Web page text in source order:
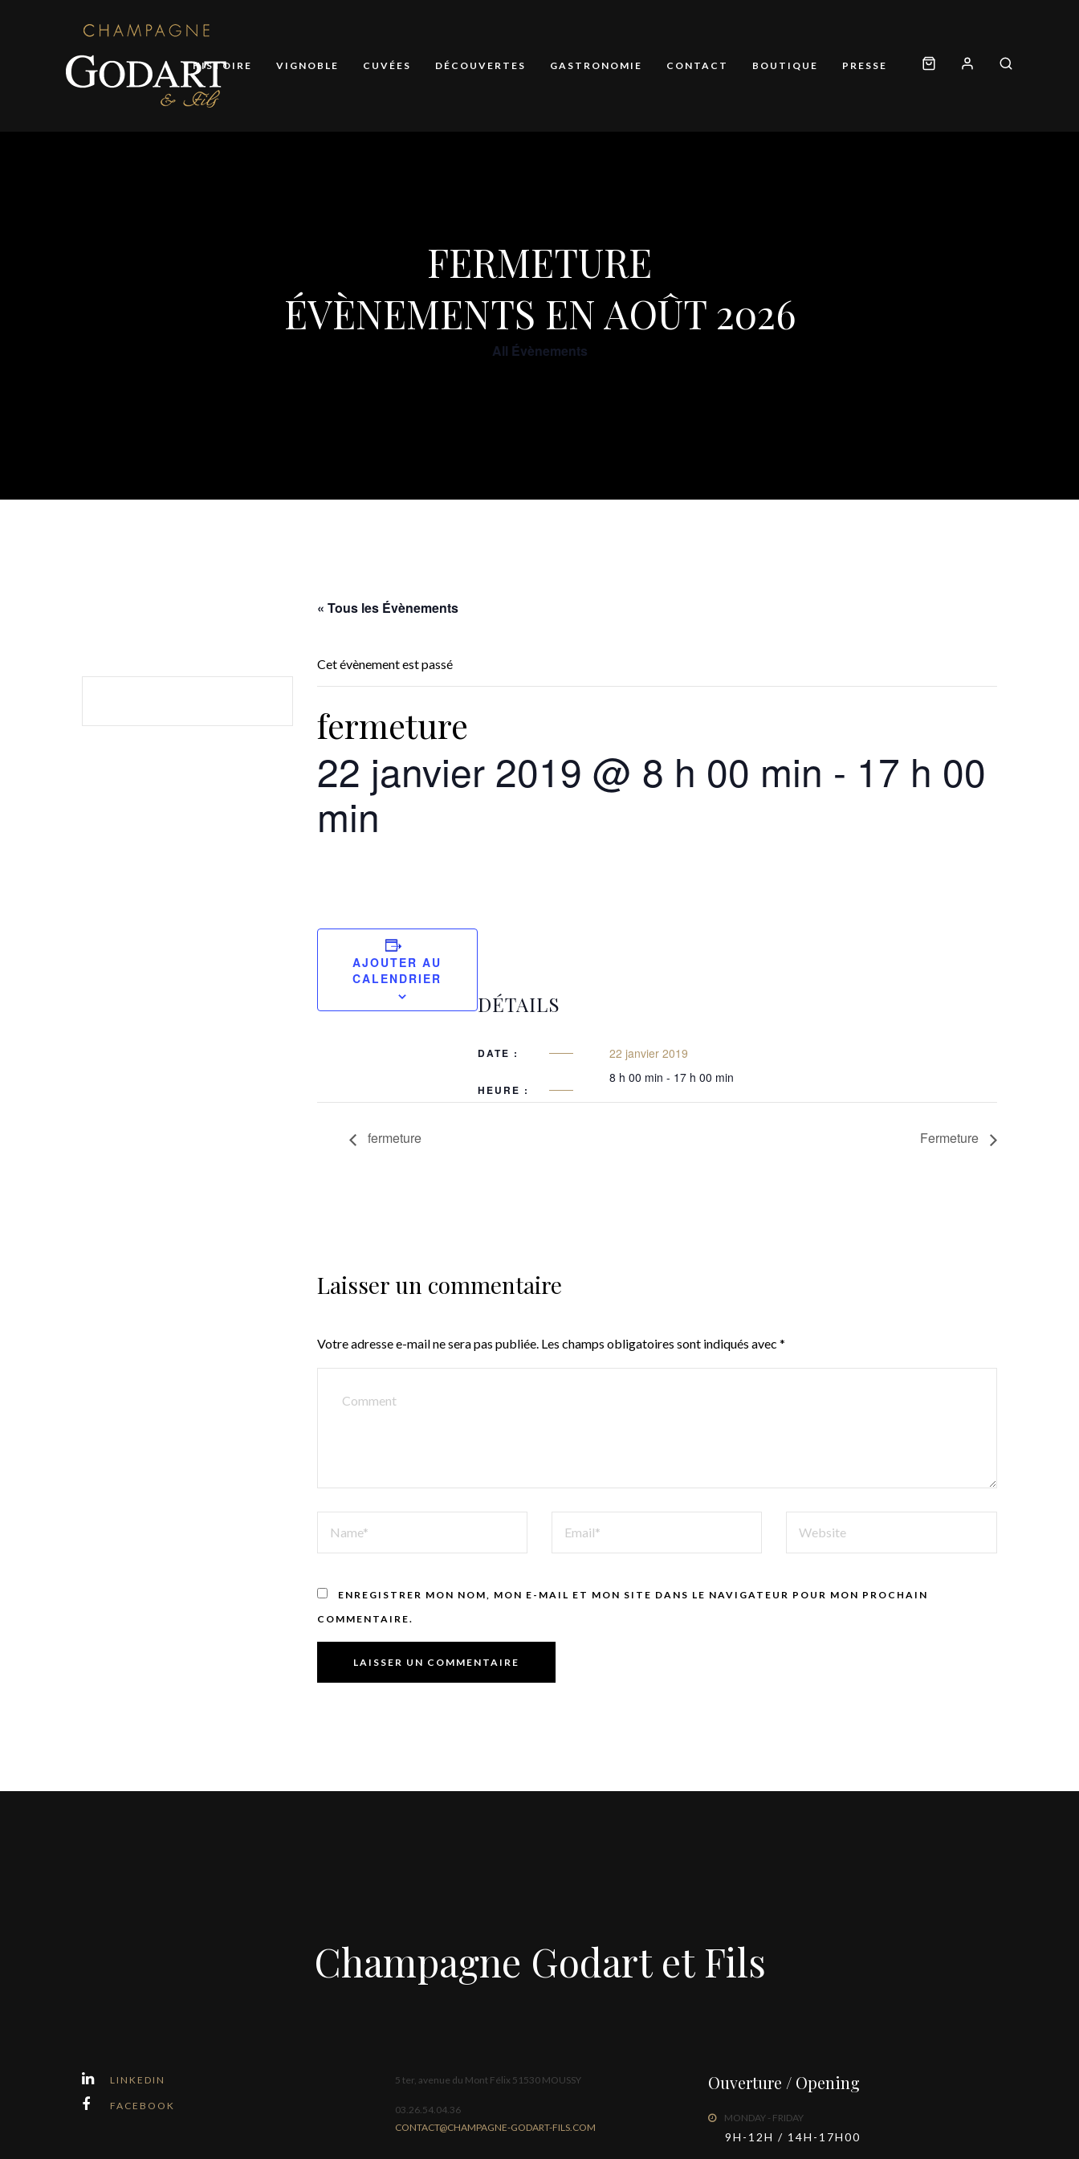
HISTOIRE VIGNOBLE CUVÉES DÉCOUVERTES GASTRONOMIE CONTACT BOUTIQUE PRESSE
FERMETURE
ÉVÈNEMENTS EN AOÛT 2026
All Évènements
« Tous les Évènements
Cet évènement est passé
fermeture
22 janvier 2019 @ 8 h 00 min - 17 h 00
min
AJOUTER AU
CALENDRIER
DÉTAILS
DATE : 22 janvier 2019
HEURE :
8 h 00 min - 17 h 00 min
fermeture Fermeture
Laisser un commentaire
Votre adresse e-mail ne sera pas publiée. Les champs obligatoires sont indiqués avec *
ENREGISTRER MON NOM, MON E-MAIL ET MON SITE DANS LE NAVIGATEUR POUR MON PROCHAIN
COMMENTAIRE.
Champagne Godart et Fils
LINKEDIN
FACEBOOK
5 ter, avenue du Mont Félix 51530 MOUSSY
03.26.54.04.36
CONTACT@CHAMPAGNE-GODART-FILS.COM
Ouverture / Opening
MONDAY - FRIDAY
9H-12H / 14H-17H00